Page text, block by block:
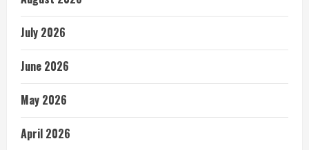
July 2026
June 2026
May 2026
April 2026